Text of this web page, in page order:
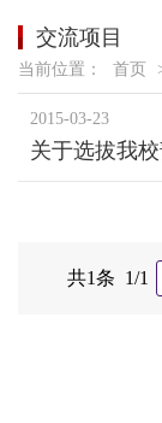
交流项目
当前位置： 首页
2015-03-23
关于选拔我
大学访学的
共1条 1/1